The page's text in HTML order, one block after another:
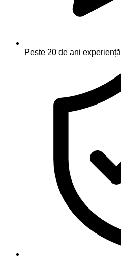
Peste 20 de ani experiență